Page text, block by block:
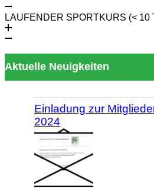
LAUFENDER SPORTKURS (< 10
Aktuelle Neuigkeiten
Einladung zur
2024